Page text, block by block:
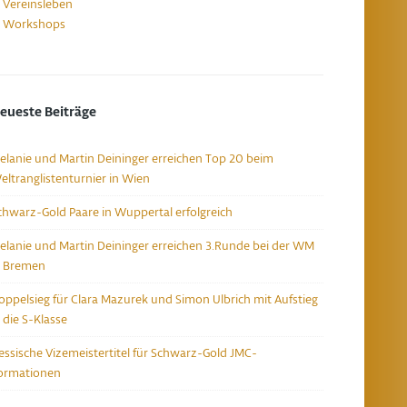
Vereinsleben
Workshops
Beiträge
und Martin Deininger erreichen Top 20 beim
in Wien
Gold Paare in Wuppertal erfolgreich
und Martin Deininger erreichen 3.Runde bei der WM
Bremen
für Clara Mazurek und Simon Ulbrich mit Aufstieg
die S-Klasse
Vizemeistertitel für Schwarz-Gold JMC-